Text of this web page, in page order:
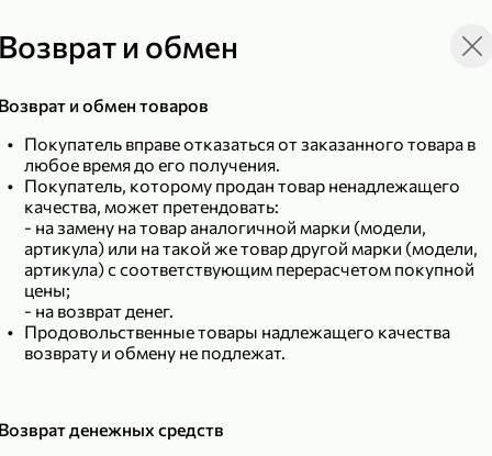
и обмен
и обмен товаров
Покупатель вправе отказаться от заказанного товара в
любое время до его получения.
Покупатель, которому продан товар ненадлежащего
качества, может претендовать:
- на замену на товар аналогичной марки (модели,
артикула) или на такой же товар другой марки (модели,
артикула) с соответствующим перерасчетом покупной
цены;
- на возврат денег.
Продовольственные товары надлежащего качества
возврату и обмену не подлежат.
денежных средств
200 г
Сыр рассольный 35% «Comella», 200 г
99,99 ₽
149,99 ₽
120 г
Полотенца бумажные «Soffione» MENU, 2 рулона, 120 г
В корзину
39,99
4,9 5